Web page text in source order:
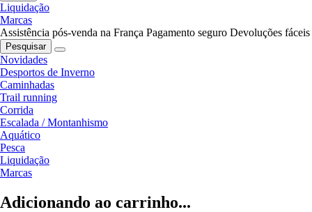
Liquidação
Marcas
Assistência pós-venda na França Pagamento seguro Devoluções fáceis
Pesquisar
Novidades
Desportos de Inverno
Caminhadas
Trail running
Corrida
Escalada / Montanhismo
Aquático
Pesca
Liquidação
Marcas
Adicionando ao carrinho...